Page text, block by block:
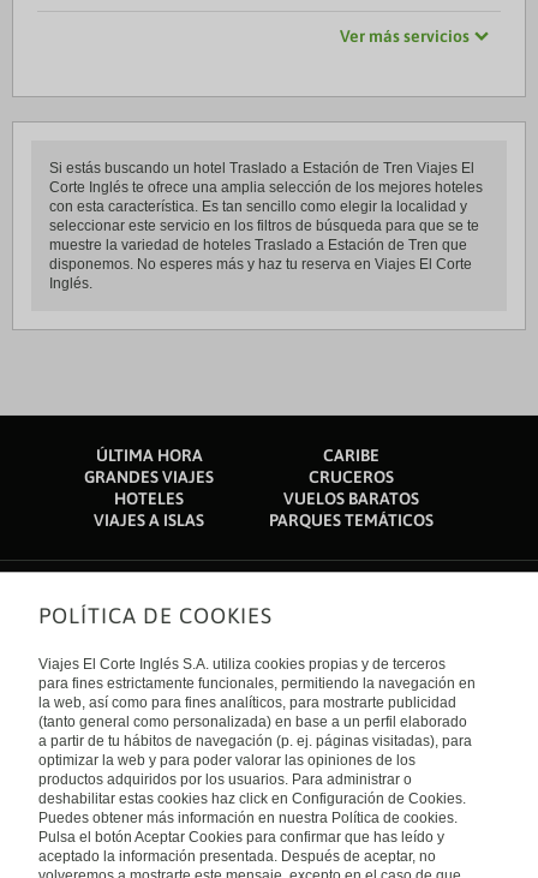
Ver más servicios
Si estás buscando un hotel Traslado a Estación de Tren Viajes El
Corte Inglés te ofrece una amplia selección de los mejores hoteles
con esta característica. Es tan sencillo como elegir la localidad y
seleccionar este servicio en los filtros de búsqueda para que se te
muestre la variedad de hoteles Traslado a Estación de Tren que
disponemos. No esperes más y haz tu reserva en Viajes El Corte
Inglés.
ÚLTIMA HORA
CARIBE
GRANDES VIAJES
CRUCEROS
HOTELES
VUELOS BARATOS
VIAJES A ISLAS
PARQUES TEMÁTICOS
Sobre nosotros
Quiénes somos
Financiación
Sostenibilidad
Turismo accesible
Tarjeta El Corte Inglés
Trabaja con nosotros
El Corte Inglés
Canal Ético
Enlaces de interés
Guías de viaje
Catálogos
Auto check-in
Condiciones Generales
Política de privacidad
Política de cookies
Accesibilidad
Empresas/ Grupos
Internacional
España
Visita nuestro blog
POLÍTICA DE COOKIES
Viajes El Corte Inglés S.A. utiliza cookies propias y de terceros
para fines estrictamente funcionales, permitiendo la navegación en
la web, así como para fines analíticos, para mostrarte publicidad
(tanto general como personalizada) en base a un perfil elaborado
a partir de tu hábitos de navegación (p. ej. páginas visitadas), para
optimizar la web y para poder valorar las opiniones de los
productos adquiridos por los usuarios. Para administrar o
deshabilitar estas cookies haz click en Configuración de Cookies.
Puedes obtener más información en nuestra Política de cookies.
Pulsa el botón Aceptar Cookies para confirmar que has leído y
aceptado la información presentada. Después de aceptar, no